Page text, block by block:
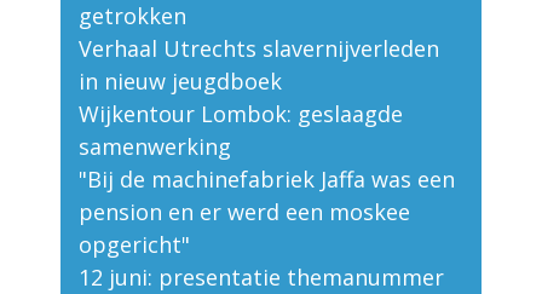
getrokken
Verhaal Utrechts slavernijverleden
in nieuw jeugdboek
Wijkentour Lombok: geslaagde
samenwerking
"Bij de machinefabriek Jaffa was een
pension en er werd een moskee
opgericht"
12 juni: presentatie themanummer